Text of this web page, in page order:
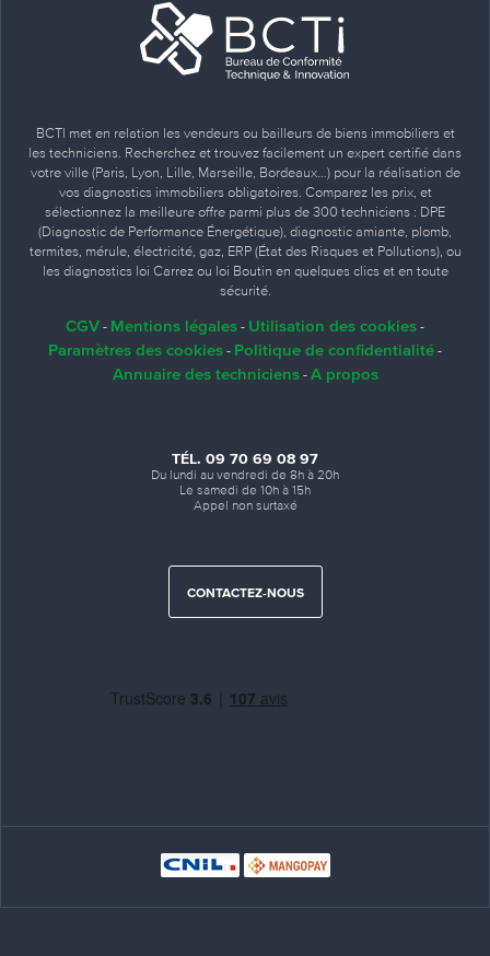
BCTI met en relation les vendeurs ou bailleurs de biens immobiliers et
les techniciens. Recherchez et trouvez facilement un expert certifié dans
votre ville (Paris, Lyon, Lille, Marseille, Bordeaux…) pour la réalisation de
vos diagnostics immobiliers obligatoires. Comparez les prix, et
sélectionnez la meilleure offre parmi plus de 300 techniciens : DPE
(Diagnostic de Performance Énergétique), diagnostic amiante, plomb,
termites, mérule, électricité, gaz, ERP (État des Risques et Pollutions), ou
les diagnostics loi Carrez ou loi Boutin en quelques clics et en toute
sécurité.
CGV - Mentions légales - Utilisation des cookies -
Paramètres des cookies - Politique de confidentialité -
Annuaire des techniciens- A propos
TÉL. 09 70 69 08 97
Du lundi au vendredi de 8h à 20h
Le samedi de 10h à 15h
Appel non surtaxé
CONTACTEZ-NOUS